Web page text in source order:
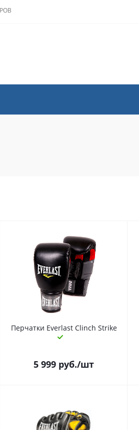
Перчатки Everlast Clinch Strike
5 999 руб./шт